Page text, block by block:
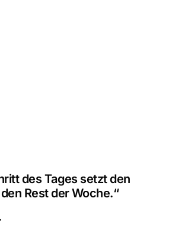
des Tages setzt den
Rest der Woche.“